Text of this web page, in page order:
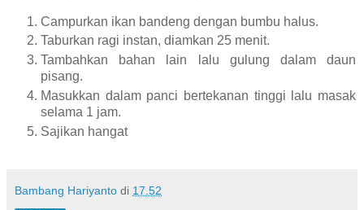
Campurkan ikan bandeng dengan bumbu halus.
Taburkan ragi instan, diamkan 25 menit.
Tambahkan bahan lain lalu gulung dalam daun
pisang.
Masukkan dalam panci bertekanan tinggi lalu masak
selama 1 jam.
Sajikan hangat
Bambang Hariyanto di 17.52